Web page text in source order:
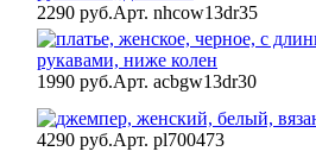
2290 руб.Арт. nhcow13dr35
1990 руб.Арт. acbgw13dr30
4290 руб.Арт. pl700473